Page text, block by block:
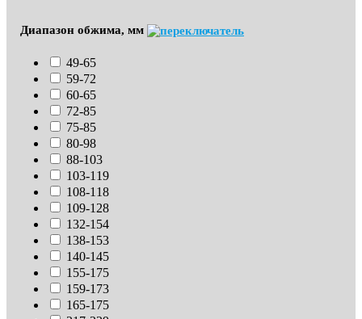
Диапазон обжима, мм
49-65
59-72
60-65
72-85
75-85
80-98
88-103
103-119
108-118
109-128
132-154
138-153
140-145
155-175
159-173
165-175